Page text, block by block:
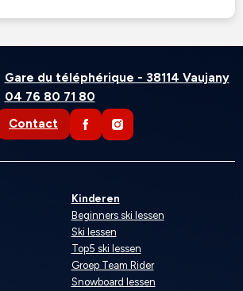
Gare du téléphérique - 38114 Vaujany
04 76 80 71 80
Contact
Kinderen
Beginners ski lessen
Ski lessen
Top5 ski lessen
Groep Team Rider
Snowboard lessen